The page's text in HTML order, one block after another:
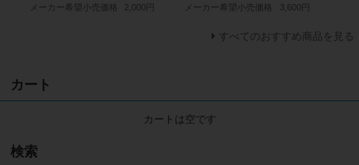
メーカー希望小売価格
2,000円
メーカー希望小売価格
3,600円
すべてのおすすめ商品を見る
カート
カートは空です
検索